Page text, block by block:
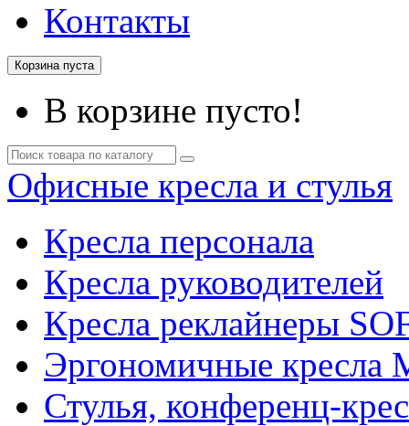
Контакты
Корзина пуста
В корзине пусто!
Офисные кресла и стулья
Кресла персонала
Кресла руководителей
Кресла реклайнеры
Эргономичные
Стулья, конференц-